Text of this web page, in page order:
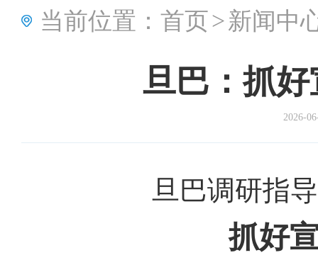
当前位置： 首页>新闻中
旦巴：抓
2026-
旦巴调研指
抓好